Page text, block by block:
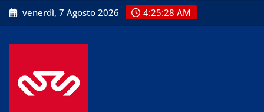
Skip
to
venerdì, 7 Agosto 2026 4:25:29 AM